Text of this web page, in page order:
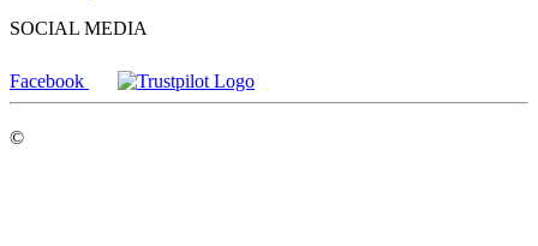
SOCIAL MEDIA
Facebook
©